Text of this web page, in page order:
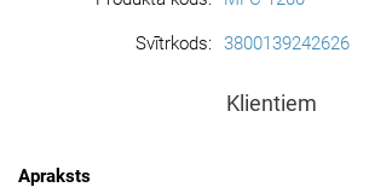
Svītrkods: 3800139242626
Klientiem
Apraksts